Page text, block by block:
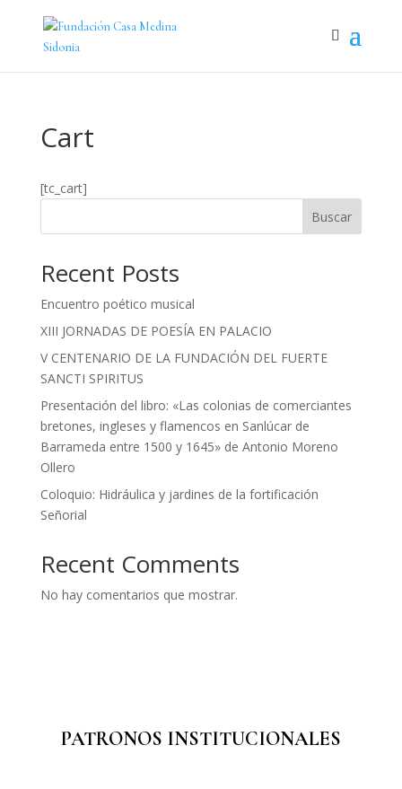
Cart
[tc_cart]
Buscar
Recent Posts
Encuentro poético musical
XIII JORNADAS DE POESÍA EN PALACIO
V CENTENARIO DE LA FUNDACIÓN DEL FUERTE
SANCTI SPIRITUS
Presentación del libro: «Las colonias de comerciantes
bretones, ingleses y flamencos en Sanlúcar de
Barrameda entre 1500 y 1645» de Antonio Moreno
Ollero
Coloquio: Hidráulica y jardines de la fortificación
Señorial
Recent Comments
No hay comentarios que mostrar.
PATRONOS INSTITUCIONALES